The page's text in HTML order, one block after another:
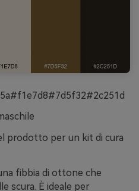
prodotto per un kit di cura
fibbia di ottone che
scura. È ideale per